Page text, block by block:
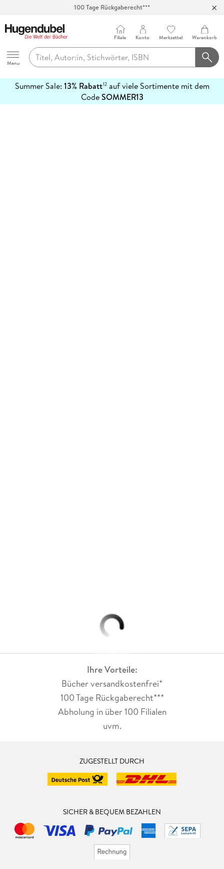
100 Tage Rückgaberecht***
Hugendubel
Menu
Filiale Konto Merkzettel Warenkorb
Summer Sale: 13% Rabatt12auf viele Sortimente mit dem
CodeSOMMER13
erfahren
Ihre Vorteile:
Bücher versandkostenfrei*
100 Tage Rückgaberecht***
Abholung in über 100 Filialen
uvm.
ZUGESTELLT DURCH
SICHER & BEQUEM BEZAHLEN